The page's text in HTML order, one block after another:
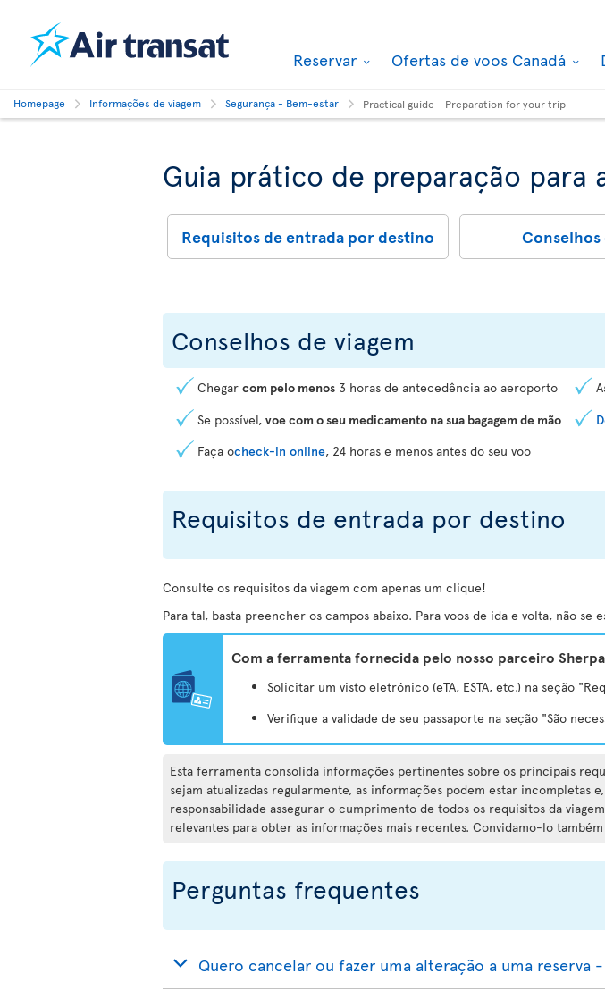
Reservar Ofertas de voos Canadá
Homepage Informações de viagem Segurança - Bem-estar Practical guide - Preparation for your trip
Guia prático de preparação para
Requisitos de entrada por destino Conselhos
Conselhos de viagem
Chegar com pelo menos 3 horas de antecedência ao aeroporto
Se possível, voe com o seu medicamento na sua bagagem de mão
Faça ocheck-in online, 24 horas e menos antes do seu voo
Requisitos de entrada por destino
Consulte os requisitos da viagem com apenas um clique!
Para tal, basta preencher os campos abaixo. Para voos de ida e volta, não
Com a ferramenta fornecida pelo nosso parceiro
Solicitar um visto eletrónico (eTA, ESTA, etc.) na seção
Verifique a validade de seu passaporte na seção "São
Esta ferramenta consolida informações pertinentes sobre os principais
sejam atualizadas regularmente, as informações podem estar incompletas
responsabilidade assegurar o cumprimento de todos os requisitos da
relevantes para obter as informações mais recentes. Convidamo-lo
Perguntas frequentes
Quero cancelar ou fazer uma alteração a uma reserva